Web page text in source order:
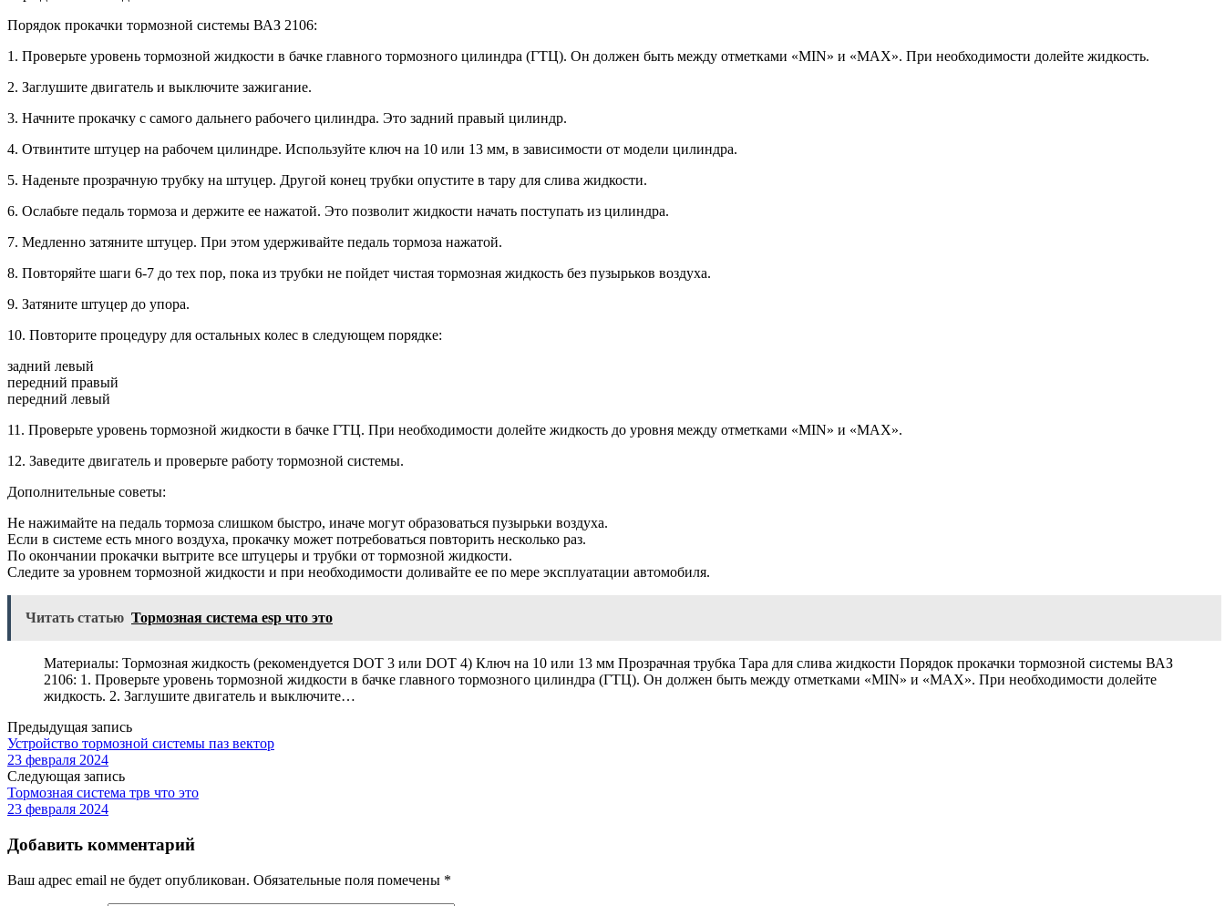
Порядок прокачки тормозной системы ВАЗ 2106:
1. Проверьте уровень тормозной жидкости в бачке главного тормозного цилиндра (ГТЦ). Он должен быть между отметками «MIN» и «MAX». При необходимости долейте жидкость.
2. Заглушите двигатель и выключите зажигание.
3. Начните прокачку с самого дальнего рабочего цилиндра. Это задний правый цилиндр.
4. Отвинтите штуцер на рабочем цилиндре. Используйте ключ на 10 или 13 мм, в зависимости от модели цилиндра.
5. Наденьте прозрачную трубку на штуцер. Другой конец трубки опустите в тару для слива жидкости.
6. Ослабьте педаль тормоза и держите ее нажатой. Это позволит жидкости начать поступать из цилиндра.
7. Медленно затяните штуцер. При этом удерживайте педаль тормоза нажатой.
8. Повторяйте шаги 6-7 до тех пор, пока из трубки не пойдет чистая тормозная жидкость без пузырьков воздуха.
9. Затяните штуцер до упора.
10. Повторите процедуру для остальных колес в следующем порядке:
задний левый
передний правый
передний левый
11. Проверьте уровень тормозной жидкости в бачке ГТЦ. При необходимости долейте жидкость до уровня между отметками «MIN» и «MAX».
12. Заведите двигатель и проверьте работу тормозной системы.
Дополнительные советы:
Не нажимайте на педаль тормоза слишком быстро, иначе могут образоваться пузырьки воздуха.
Если в системе есть много воздуха, прокачку может потребоваться повторить несколько раз.
По окончании прокачки вытрите все штуцеры и трубки от тормозной жидкости.
Следите за уровнем тормозной жидкости и при необходимости доливайте ее по мере эксплуатации автомобиля.
Читать статью Тормозная система esp что это
Материалы: Тормозная жидкость (рекомендуется DOT 3 или DOT 4) Ключ на 10 или 13 мм Прозрачная трубка Тара для слива жидкости Порядок прокачки тормозной системы ВАЗ
2106: 1. Проверьте уровень тормозной жидкости в бачке главного тормозного цилиндра (ГТЦ). Он должен быть между отметками «MIN» и «MAX». При необходимости долейте
жидкость. 2. Заглушите двигатель и выключите…
Предыдущая запись
Устройство тормозной системы паз вектор
23 февраля 2024
Следующая запись
Тормозная система трв что это
23 февраля 2024
Добавить комментарий
Ваш адрес email не будет опубликован. Обязательные поля помечены *